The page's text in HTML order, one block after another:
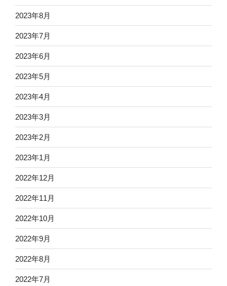
2023年8月
2023年7月
2023年6月
2023年5月
2023年4月
2023年3月
2023年2月
2023年1月
2022年12月
2022年11月
2022年10月
2022年9月
2022年8月
2022年7月